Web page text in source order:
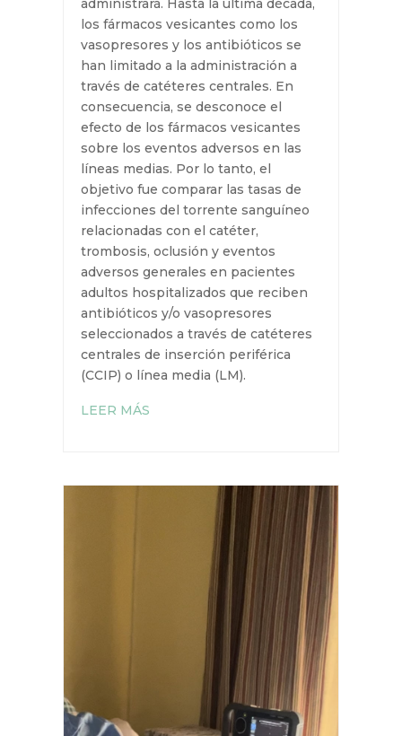
tipo de línea es el fármaco que se
administrará. Hasta la última
década, los fármacos vesicantes
como los vasopresores y los
antibióticos se han limitado a la
administración a través de
catéteres centrales. En
consecuencia, se desconoce el
efecto de los fármacos vesicantes
sobre los eventos adversos en las
líneas medias. Por lo tanto, el
objetivo fue comparar las tasas de
infecciones del torrente sanguíneo
relacionadas con el catéter,
trombosis, oclusión y eventos
adversos generales en pacientes
adultos hospitalizados que reciben
antibióticos y/o vasopresores
seleccionados a través de
catéteres centrales de inserción
LEER MÁS